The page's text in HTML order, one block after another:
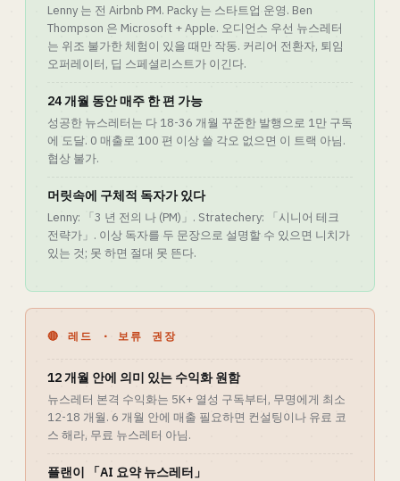
Lenny 는 전 Airbnb PM. Packy 는 스타트업 운영. Ben
Thompson 은 Microsoft + Apple. 오디언스 우선 뉴스레터
는 위조 불가한 체험이 있을 때만 작동. 커리어 전환자, 퇴임
오퍼레이터, 딥 스페셜리스트가 이긴다.
24 개월 동안 매주 한 편 가능
성공한 뉴스레터는 다 18-36 개월 꾸준한 발행으로 1만 구독
에 도달. 0 매출로 100 편 이상 쓸 각오 없으면 이 트랙 아님.
협상 불가.
머릿속에 구체적 독자가 있다
Lenny: 「3 년 전의 나 (PM)」. Stratechery: 「시니어 테크
전략가」. 이상 독자를 두 문장으로 설명할 수 있으면 니치가
있는 것; 못 하면 절대 못 뜬다.
🔴 레드 · 보류 권장
12 개월 안에 의미 있는 수익화 원함
뉴스레터 본격 수익화는 5K+ 열성 구독부터, 무명에게 최소
12-18 개월. 6 개월 안에 매출 필요하면 컨설팅이나 유료 코
스 해라, 무료 뉴스레터 아님.
플랜이 「AI 요약 뉴스레터」